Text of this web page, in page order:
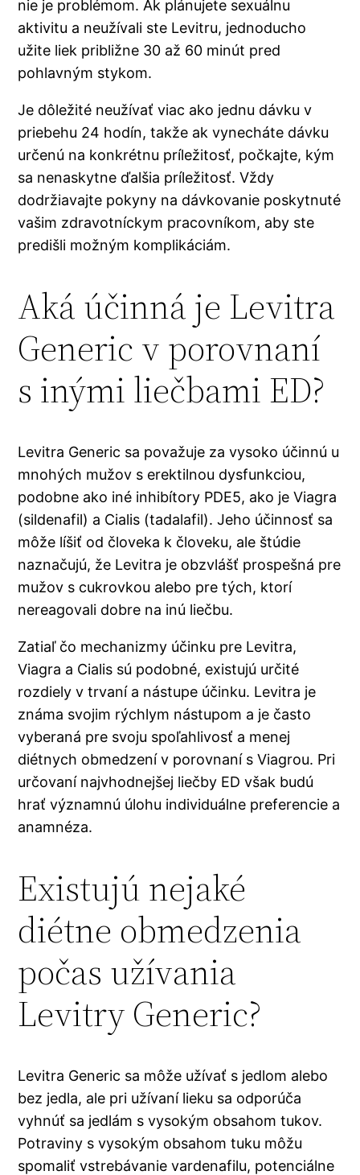
nie je problémom. Ak plánujete sexuálnu
aktivitu a neužívali ste Levitru, jednoducho
užite liek približne 30 až 60 minút pred
pohlavným stykom.
Je dôležité neužívať viac ako jednu dávku v
priebehu 24 hodín, takže ak vynecháte dávku
určenú na konkrétnu príležitosť, počkajte, kým
sa nenaskytne ďalšia príležitosť. Vždy
dodržiavajte pokyny na dávkovanie poskytnuté
vašim zdravotníckym pracovníkom, aby ste
predišli možným komplikáciám.
Aká účinná je Levitra
Generic v porovnaní
s inými liečbami ED?
Levitra Generic sa považuje za vysoko účinnú u
mnohých mužov s erektilnou dysfunkciou,
podobne ako iné inhibítory PDE5, ako je Viagra
(sildenafil) a Cialis (tadalafil). Jeho účinnosť sa
môže líšiť od človeka k človeku, ale štúdie
naznačujú, že Levitra je obzvlášť prospešná pre
mužov s cukrovkou alebo pre tých, ktorí
nereagovali dobre na inú liečbu.
Zatiaľ čo mechanizmy účinku pre Levitra,
Viagra a Cialis sú podobné, existujú určité
rozdiely v trvaní a nástupe účinku. Levitra je
známa svojim rýchlym nástupom a je často
vyberaná pre svoju spoľahlivosť a menej
diétnych obmedzení v porovnaní s Viagrou. Pri
určovaní najvhodnejšej liečby ED však budú
hrať významnú úlohu individuálne preferencie a
anamnéza.
Existujú nejaké
diétne obmedzenia
počas užívania
Levitry Generic?
Levitra Generic sa môže užívať s jedlom alebo
bez jedla, ale pri užívaní lieku sa odporúča
vyhnúť sa jedlám s vysokým obsahom tukov.
Potraviny s vysokým obsahom tuku môžu
spomaliť vstrebávanie vardenafilu, potenciálne